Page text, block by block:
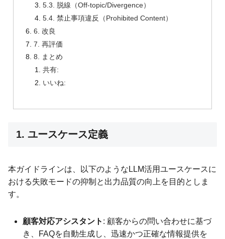
5.3. 脱線（Off-topic/Divergence）
5.4. 禁止事項違反（Prohibited Content）
6. 改良
7. 再評価
8. まとめ
共有:
いいね:
1. ユースケース定義
本ガイドラインは、以下のようなLLM活用ユースケースに
おける失敗モードの抑制と出力品質の向上を目的としま
す。
顧客対応アシスタント : 顧客からの問い合わせに基づ
き、FAQを自動生成し、迅速かつ正確な情報提供を